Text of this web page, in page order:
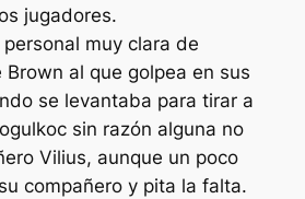
jugadores.
muy clara de
Brown al que golpea en sus
se levantaba para tirar a
sin razón alguna no
Vilius, aunque un poco
compañero y pita la falta.